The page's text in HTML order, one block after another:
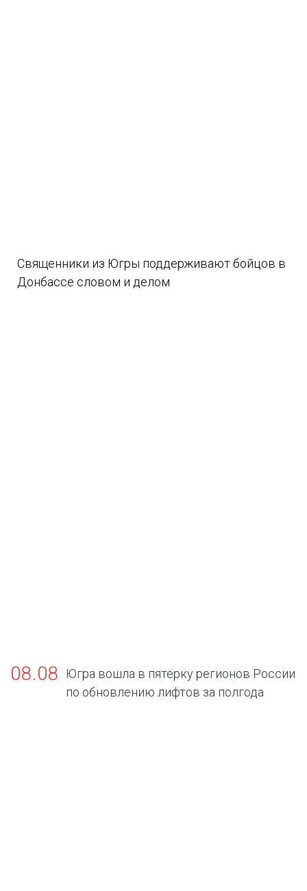
Священники из Югры поддерживают бойцов в
Донбассе словом и делом
08.08
Югра вошла в пятёрку регионов России
по обновлению лифтов за полгода